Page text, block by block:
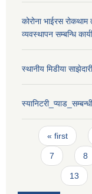
कोरोना भाईरस
व्यवस्थापन सम्बन्धि
स्थानीय मिडीया
Pages
« first
7 8
13